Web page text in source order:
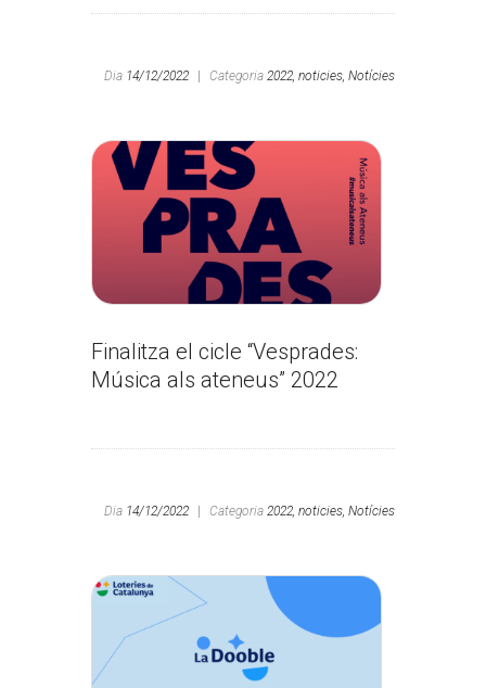
Dia 14/12/2022 | Categoria 2022, noticies, Notícies
Finalitza el cicle “Vesprades:
Música als ateneus” 2022
Dia 14/12/2022 | Categoria 2022, noticies, Notícies